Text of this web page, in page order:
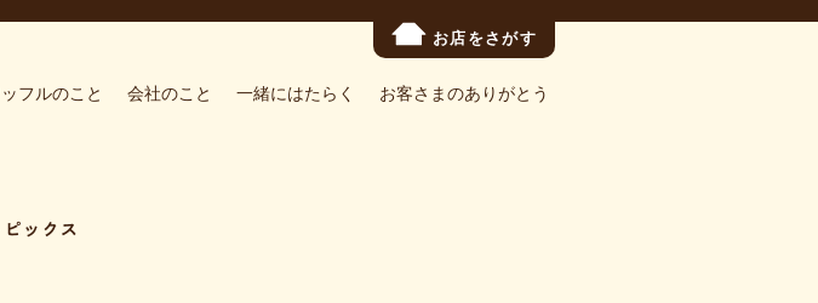
お店をさがす
フルのこと 会社のこと 一緒にはたらく お客さまのありがとう